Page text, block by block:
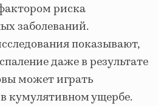
риска
заболеваний.
показывают,
даже в результате
может играть
кумулятивном ущербе.